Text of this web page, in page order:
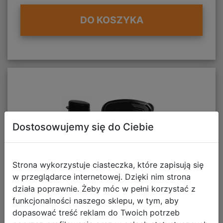
DO KOSZYKA
Dostosowujemy się do Ciebie
Strona wykorzystuje ciasteczka, które zapisują się
w przeglądarce internetowej. Dzięki nim strona
działa poprawnie. Żeby móc w pełni korzystać z
funkcjonalności naszego sklepu, w tym, aby
dopasować treść reklam do Twoich potrzeb